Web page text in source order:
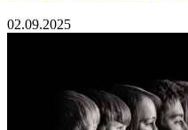
02.09.2025